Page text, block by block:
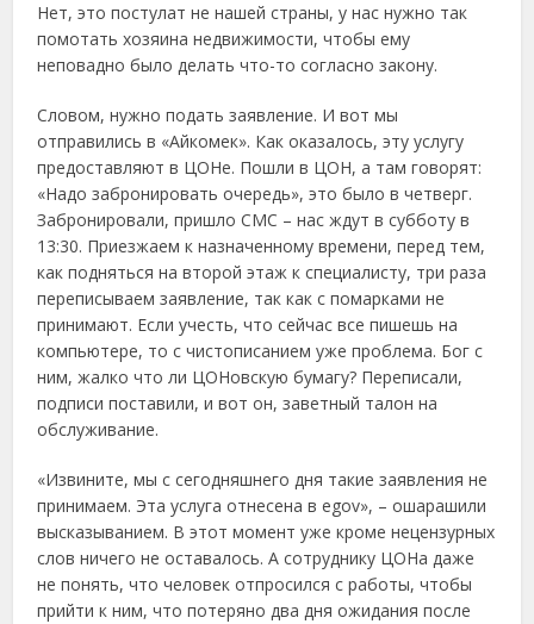
Нет, это постулат не нашей страны, у нас нужно так
помотать хозяина недвижимости, чтобы ему
неповадно было делать что-то согласно закону.
Словом, нужно подать заявление. И вот мы
отправились в «Айкомек». Как оказалось, эту услугу
предоставляют в ЦОНе. Пошли в ЦОН, а там говорят:
«Надо забронировать очередь», это было в четверг.
Забронировали, пришло СМС – нас ждут в субботу в
13:30. Приезжаем к назначенному времени, перед тем,
как подняться на второй этаж к специалисту, три раза
переписываем заявление, так как с помарками не
принимают. Если учесть, что сейчас все пишешь на
компьютере, то с чистописанием уже проблема. Бог с
ним, жалко что ли ЦОНовскую бумагу? Переписали,
подписи поставили, и вот он, заветный талон на
обслуживание.
«Извините, мы с сегодняшнего дня такие заявления не
принимаем. Эта услуга отнесена в egov», – ошарашили
высказыванием. В этот момент уже кроме нецензурных
слов ничего не оставалось. А сотруднику ЦОНа даже
не понять, что человек отпросился с работы, чтобы
прийти к ним, что потеряно два дня ожидания после